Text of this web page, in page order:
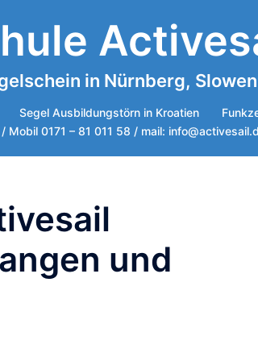
in Nürnberg,
Segel Ausbildungstörn in Kroatien
Mobil 0171 – 81 011 58 / mail:
und